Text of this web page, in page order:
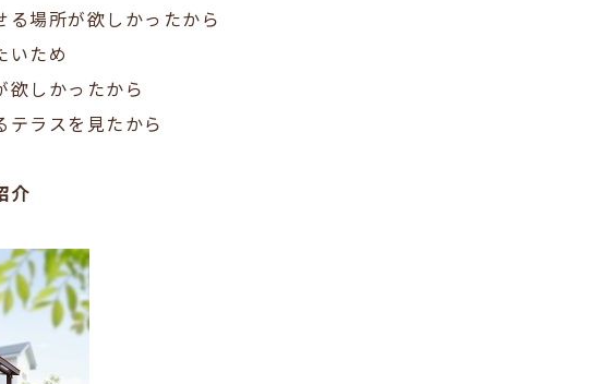
る場所が欲しかったから
いため
欲しかったから
テラスを見たから
介